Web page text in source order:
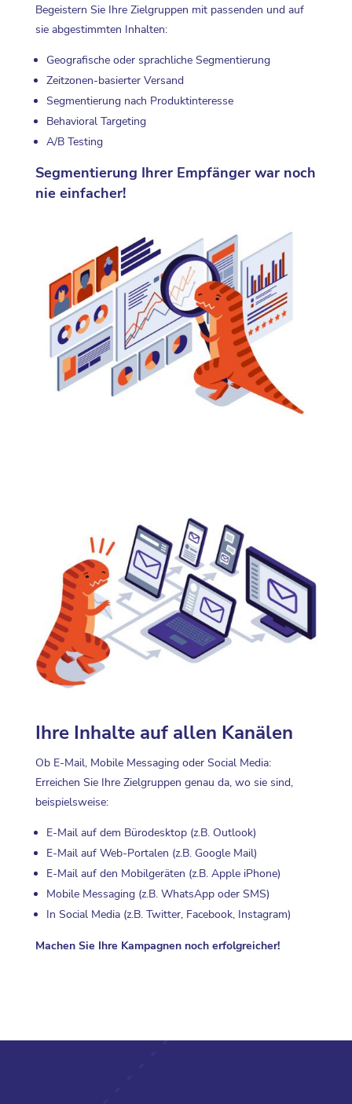
Begeistern Sie Ihre Zielgruppen mit passenden und auf
sie abgestimmten Inhalten:
Geografische oder sprachliche Segmentierung
Zeitzonen-basierter Versand
Segmentierung nach Produktinteresse
Behavioral Targeting
A/B Testing
Segmentierung Ihrer Empfänger war noch
nie einfacher!
Ihre Inhalte auf allen Kanälen
Ob E-Mail, Mobile Messaging oder Social Media:
Erreichen Sie Ihre Zielgruppen genau da, wo sie sind,
beispielsweise:
E-Mail auf dem Bürodesktop (z.B. Outlook)
E-Mail auf Web-Portalen (z.B. Google Mail)
E-Mail auf den Mobilgeräten (z.B. Apple iPhone)
Mobile Messaging (z.B. WhatsApp oder SMS)
In Social Media (z.B. Twitter, Facebook, Instagram)
Machen Sie Ihre Kampagnen noch erfolgreicher!